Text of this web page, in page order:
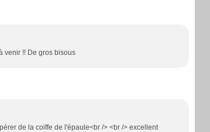
venir !! De gros bisous
de la coiffe de l'épaule<br /> <br /> excellent